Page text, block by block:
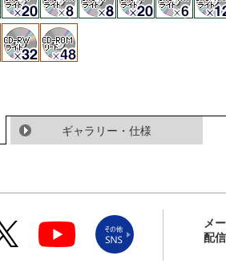
ギャラリー・仕様
メ
配